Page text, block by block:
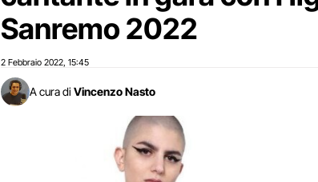
Sanremo 2022
2 Febbraio 2022 15:45
A cura di Vincenzo Nasto